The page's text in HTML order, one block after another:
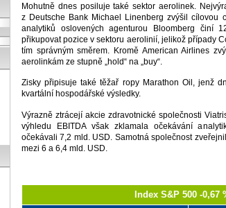
Mohutně dnes posiluje také sektor aerolinek.
z Deutsche Bank Michael Linenberg zvýšil cílovou
analytiků oslovených agenturou Bloomberg činí
přikupovat pozice v sektoru aerolinií, jelikož případy
tím správným směrem. Kromě American Airlines
aerolinkám ze stupně „hold“ na „buy“.
Zisky připisuje také těžař ropy Marathon Oil, jenž
kvartální hospodářské výsledky.
Výrazně ztrácejí akcie zdravotnické společnosti
výhledu EBITDA však zklamala očekávání
očekávali 7,2 mld. USD. Samotná společnost
mezi 6 a 6,4 mld. USD.
Index S&P 500 -0,67